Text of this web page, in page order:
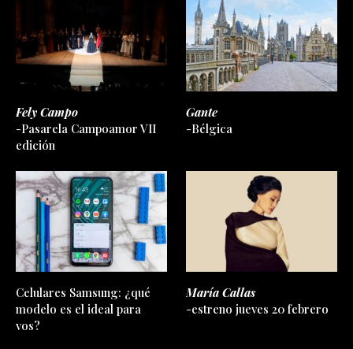
Fely Campo
-Pasarela Campoamor VII
edición
Gante
-Bélgica
Celulares Samsung: ¿qué
modelo es el ideal para
vos?
María Callas
-estreno jueves 20 febrero